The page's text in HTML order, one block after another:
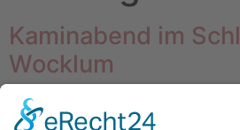
Kaminabend im
Wocklum